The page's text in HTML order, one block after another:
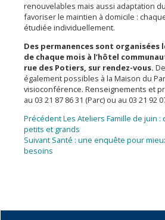
renouvelables mais aussi adaptation
favoriser le maintien à domicile :
étudiée individuellement.
Des permanences sont organisées
de chaque mois à l’hôtel
rue des Potiers, sur rendez-vous.
également possibles à la Maison du
visioconférence. Renseignements et
au 03 21 87 86 31 (Parc) ou au 03 21 92
Navigation
de
l’article
PrécédentArticle
précédent :
Les Ateliers Famille de juin
petits et grands
Suivant Article
suivant :
Santé : une enquête pour
besoins